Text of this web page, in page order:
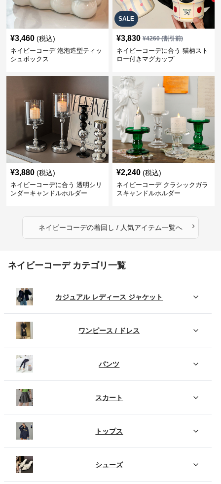
¥3,460 (税込)
ネイビーコーデ 泡泡造型ティッ
シュボックス
SALE
¥3,830 ¥4260(割引前)
ネイビーコーデに合う 猫柄スト
ロー付きマグカップ
¥3,880 (税込)
ネイビーコーデに合う 透明シリ
ンダーキャンドルホルダー
¥2,240 (税込)
ネイビーコーデ クラシックガラ
スキャンドルホルダー
ネイビーコーデの着回し / 人気アイテム一覧へ ›
ネイビーコーデ カテゴリ一覧
カジュアル レディース ジャケット
ワンピース / ドレス
パンツ
スカート
トップス
シューズ